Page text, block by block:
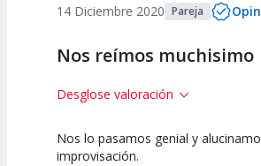
14 Diciembre 2020 Pareja
Nos reímos muchisimo
Desglose valoración
10 10 10
Nos lo pasamos genial y
improvisación.